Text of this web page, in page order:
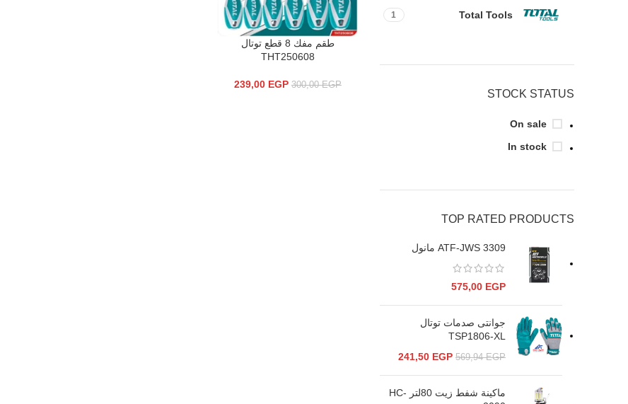
Total Tools
1
STOCK STATUS
On sale
In stock
TOP RATED PRODUCTS
ATF-JWS 3309 مانول
575,00 EGP
جوانتى صدمات توتال
TSP1806-XL
569,94EGP
241,50 EGP
ماكينة شفط زيت 80لتر HC-
إضافة إلى السلة
طقم مفك 8 قطع توتال
THT250608
300,00EGP
239,00 EGP